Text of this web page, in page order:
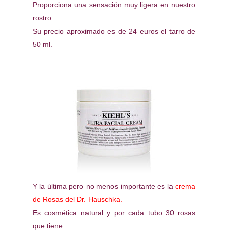
Proporciona una sensación muy ligera en nuestro
rostro.
Su precio aproximado es de 24 euros el tarro de
50 ml.
Y la última pero no menos importante es la crema
de Rosas del Dr. Hauschka.
Es cosmética natural y por cada tubo 30 rosas
que tiene.